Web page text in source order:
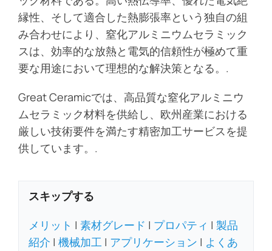
お問い合わせ
Get Instant Quote
縁性、そして適合した熱膨張率という独自の組
み合わせにより、窒化アルミニウムセラミック
スは、効率的な放熱と電気的信頼性が極めて重
要な用途において理想的な解決策となる。.
Great Ceramicでは、高品質な窒化アルミニウ
ムセラミック材料を供給し、欧州産業における
厳しい技術要件を満たす精密加工サービスを提
供しています。.
スキップする
メリット |素材グレード | プロパティ | 製品
紹介 |機械加工 | アプリケーション | よくあ